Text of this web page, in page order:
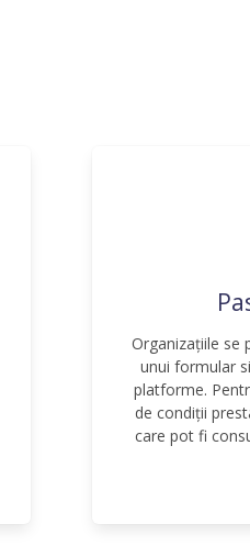
Organizațiile se
unui formular
platforme.
de condiții
care pot fi